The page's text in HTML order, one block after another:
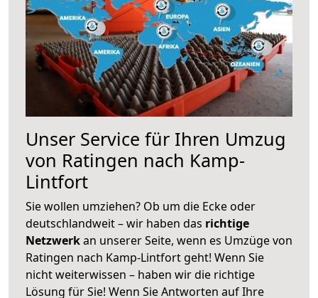
Unser Service für Ihren Umzug
von Ratingen nach Kamp-
Lintfort
Sie wollen umziehen? Ob um die Ecke oder
deutschlandweit – wir haben das richtige
Netzwerkan unserer Seite, wenn es Umzüge von
Ratingen nach Kamp-Lintfort geht! Wenn Sie
nicht weiterwissen – haben wir die richtige
Lösung für Sie! Wenn Sie Antworten auf Ihre